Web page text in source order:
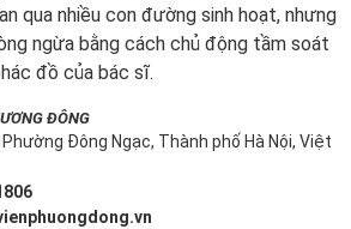
qua nhiều con đường sinh hoạt, nhưng
ngừa bằng cách chủ động tầm soát
đồ của bác sĩ.
ĐÔNG
Đông Ngạc, Thành phố Hà Nội, Việt